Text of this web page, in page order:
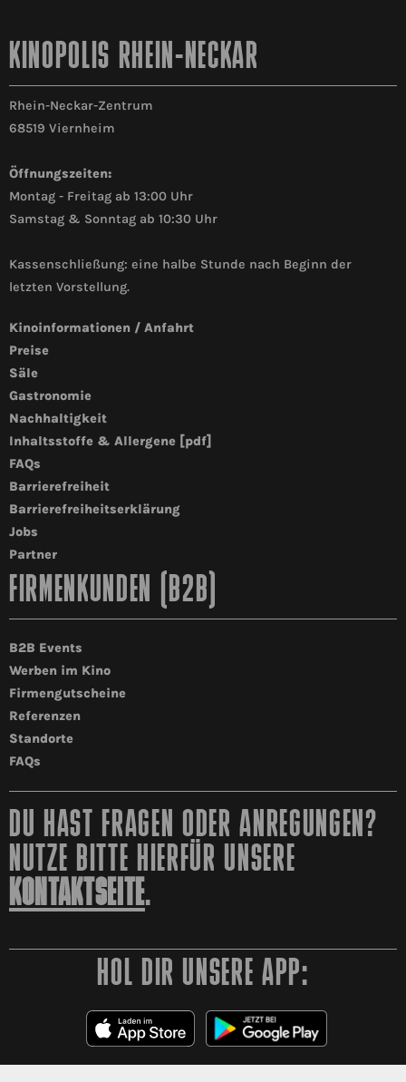
KINOPOLIS RHEIN-NECKAR
Rhein-Neckar-Zentrum
68519 Viernheim
Öffnungszeiten:
Montag - Freitag ab 13:00 Uhr
Samstag & Sonntag ab 10:30 Uhr
Kassenschließung: eine halbe Stunde nach Beginn der
letzten Vorstellung.
Kinoinformationen / Anfahrt
Preise
Säle
Gastronomie
Nachhaltigkeit
Inhaltsstoffe & Allergene [pdf]
FAQs
Barrierefreiheit
Barrierefreiheitserklärung
Jobs
Partner
FIRMENKUNDEN (B2B)
B2B Events
Werben im Kino
Firmengutscheine
Referenzen
Standorte
FAQs
DU HAST FRAGEN ODER ANREGUNGEN?
NUTZE BITTE HIERFÜR UNSERE
KONTAKTSEITE.
HOL DIR UNSERE APP: